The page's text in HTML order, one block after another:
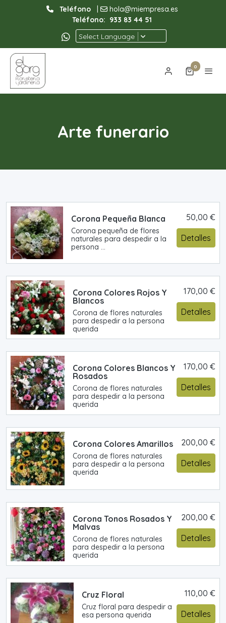
Teléfono|
hola@miempresa.es
Teléfono: 933 83 44 51
Select Language
0
Arte funerario
Corona Pequeña Blanca
Corona pequeña de flores
naturales para despedir a la
persona ...
50,00 €
Detalles
Corona Colores Rojos Y
Blancos
Corona de flores naturales
para despedir a la persona
querida
170,00 €
Detalles
Corona Colores Blancos Y
Rosados
Corona de flores naturales
para despedir a la persona
querida
170,00 €
Detalles
Corona Colores Amarillos
Corona de flores naturales
para despedir a la persona
querida
200,00 €
Detalles
Corona Tonos Rosados Y
Malvas
Corona de flores naturales
para despedir a la persona
querida
200,00 €
Detalles
Cruz Floral
Cruz floral para despedir a
esa persona querida
110,00 €
Detalles